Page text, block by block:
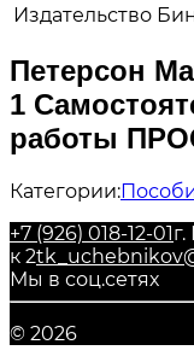
Издательство
Петерсон
1
работы
Категории:
+7 (926) 018-12-01
к 2
Мы в соц.сетях
© 2026